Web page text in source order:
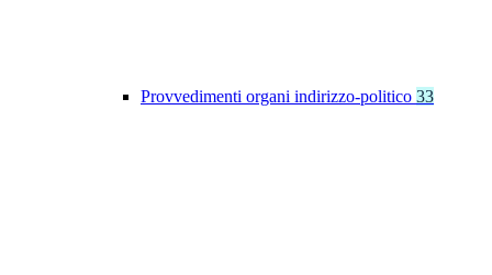
Provvedimenti organi indirizzo-politico 33